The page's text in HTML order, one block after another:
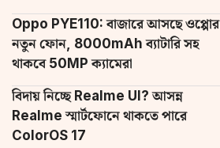
Oppo PYE110: বাজারে আসছে ওপ্পোর
নতুন ফোন, 8000mAh ব্যাটারি সহ
থাকবে 50MP ক্যামেরা
বিদায় নিচ্ছে Realme UI? আসন্ন
Realme স্মার্টফোনে থাকতে পারে
ColorOS 17